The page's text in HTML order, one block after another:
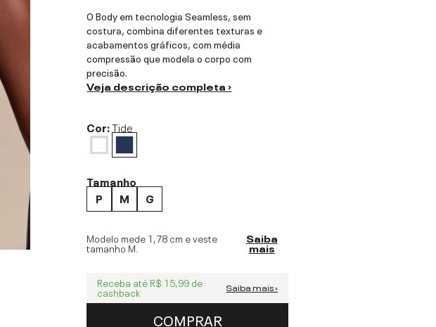
O Body em tecnologia Seamless, sem
costura, combina diferentes texturas e
acabamentos gráficos, com média
compressão que modela o corpo com
precisão.
Veja descrição completa ›
Cor:Tide
Tamanho
P
M G
Modelo mede 1,78 cm e veste
tamanho M
Saiba
mais
Receba até R$ 15,99 de
cashback Saiba mais ›
COMPRAR